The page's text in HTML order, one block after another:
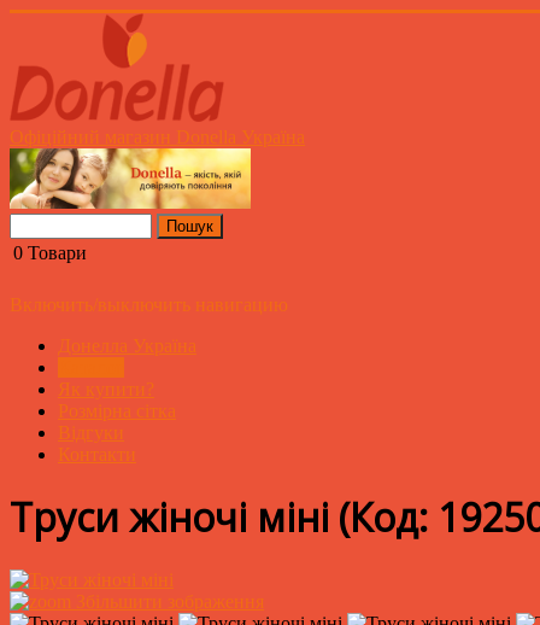
Офіційний магазин Donella Україна
0 Товари
Включить/выключить навигацию
Донелла Україна
Як купити?
Розмірна сітка
Відгуки
Контакти
Труси жіночі міні (Код:
Збільшити зображення